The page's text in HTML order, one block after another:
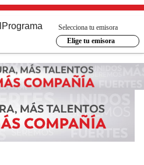
Programa
Selecciona tu emisora
Elige tu emisora